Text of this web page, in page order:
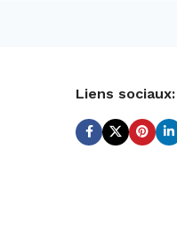
Liens sociaux: